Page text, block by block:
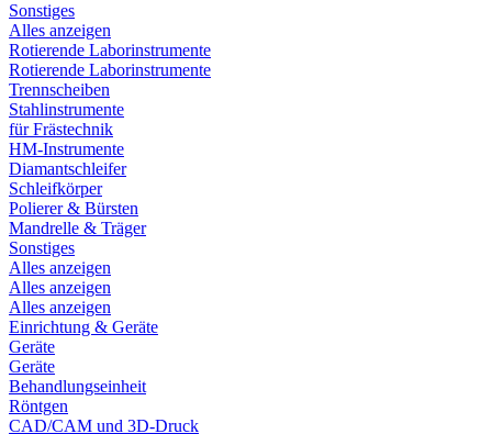
Sonstiges
Alles anzeigen
Rotierende Laborinstrumente
Rotierende Laborinstrumente
Trennscheiben
Stahlinstrumente
für Frästechnik
HM-Instrumente
Diamantschleifer
Schleifkörper
Polierer & Bürsten
Mandrelle & Träger
Sonstiges
Alles anzeigen
Alles anzeigen
Alles anzeigen
Einrichtung & Geräte
Geräte
Geräte
Behandlungseinheit
Röntgen
CAD/CAM und 3D-Druck